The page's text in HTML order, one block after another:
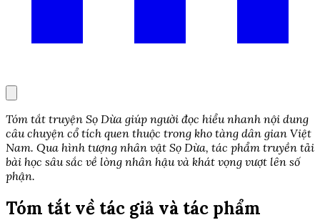
Tóm tắt truyện Sọ Dừa giúp người đọc hiểu nhanh nội dung
câu chuyện cổ tích quen thuộc trong kho tàng dân gian Việt
Nam. Qua hình tượng nhân vật Sọ Dừa, tác phẩm truyền tải
bài học sâu sắc về lòng nhân hậu và khát vọng vượt lên số
phận.
Tóm tắt về tác giả và tác phẩm